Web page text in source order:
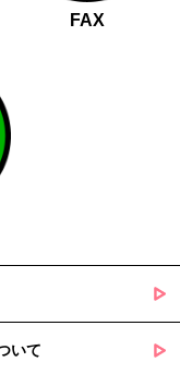
進のために特に必要
が困難であるとき
託を受けた者が法令
する必要がある場合
当該事務の遂行に支
管理体制を敷き実行
FAX
いて